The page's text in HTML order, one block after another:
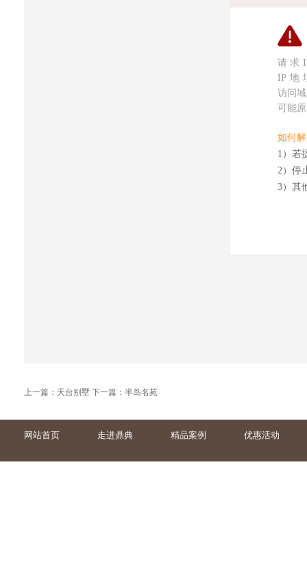
上一篇： 天台别墅 下一篇： 半岛名苑
网站首页 走进鼎典 精品案例 优惠活动